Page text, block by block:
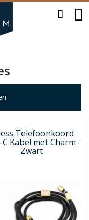
Telefoonkoord
C Kabel met Charm -
Zwart